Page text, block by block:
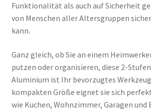
Funktionalität als auch auf Sicherheit
von Menschen aller Altersgruppen
kann.
Ganz gleich, ob Sie an einem
putzen oder organisieren, diese 2-
Aluminium ist Ihr bevorzugtes
kompakten Größe eignet sie sich
wie Küchen, Wohnzimmer, Garagen und